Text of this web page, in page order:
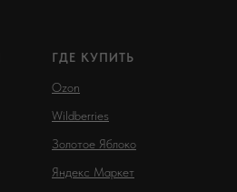
ГДЕ КУПИТЬ
Ozon
Wildberries
Золотое Яблоко
Яндекс Маркет